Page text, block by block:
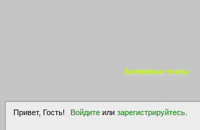
Активные темы
Привет, Гость! Войдите илизарегистрируйтесь